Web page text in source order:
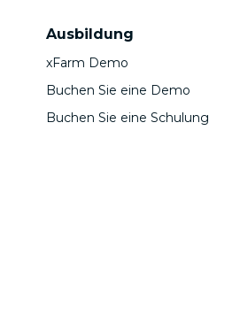
Ausbildung
xFarm Demo
Buchen Sie eine Demo
Buchen Sie eine Schulung